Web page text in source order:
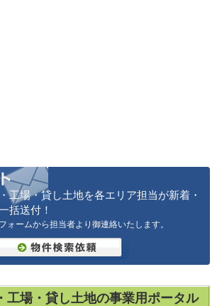
工場・貸し土地を各エリア担当が新着・
括送付！
ォームから担当者より御連絡いたします。
工場・貸し土地の事業用ポータル